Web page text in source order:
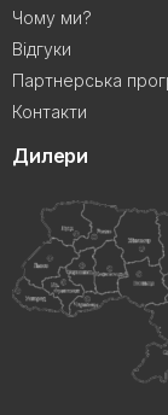
Чому ми?
Відгуки
Партнерська
Контакти
Дилери